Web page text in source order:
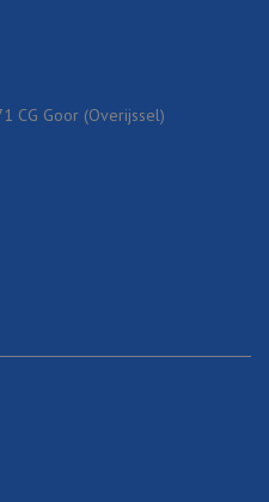
CG Goor (Overijssel)